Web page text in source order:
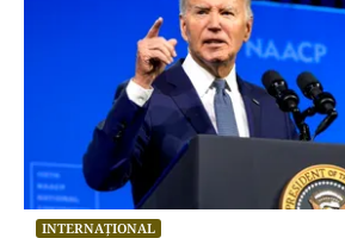
INTERNAȚIONAL